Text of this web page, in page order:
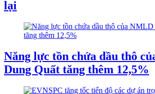
lại
Năng lực tồn chứa dầu thô
Dung Quất tăng thêm 12,5%